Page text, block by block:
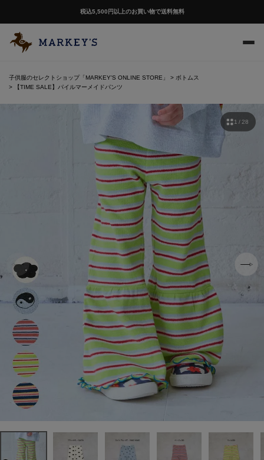
税込5,500円以上のお買い物で送料無料
子供服のセレクトショップ「MARKEY'S ONLINE STORE」
ボトムス
【TIME SALE】パイルマーメイドパンツ
1 / 28